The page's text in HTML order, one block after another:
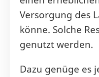
Versorgung des
könne. Solche
genutzt werden.
Dazu genüge es